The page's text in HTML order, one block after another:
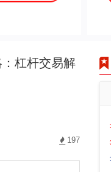
杠杆交易解
197